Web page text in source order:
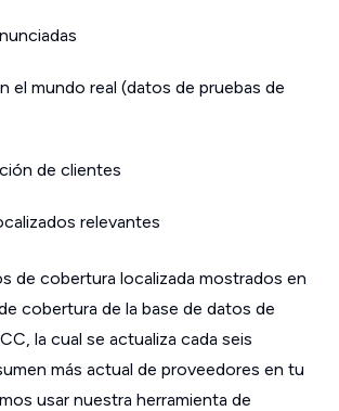
el mundo real (datos de pruebas de
de clientes
relevantes
de cobertura localizada mostrados en
cobertura de la base de datos de
la cual se actualiza cada seis
más actual de proveedores en tu
usar nuestra herramienta de